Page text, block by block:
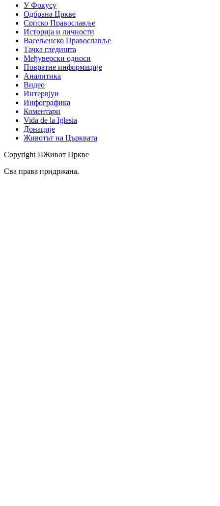
У Фокусу
Одбрана Цркве
Српско Православље
Историја и личности
Васељенско Православље
Тачка гледишта
Међуверски односи
Повратне информације
Аналитика
Видео
Интервјуи
Инфографика
Коментари
Vida de la Iglesia
Донације
Животът на Църквата
Copyright ©Живот Цркве
Сва права придржана.